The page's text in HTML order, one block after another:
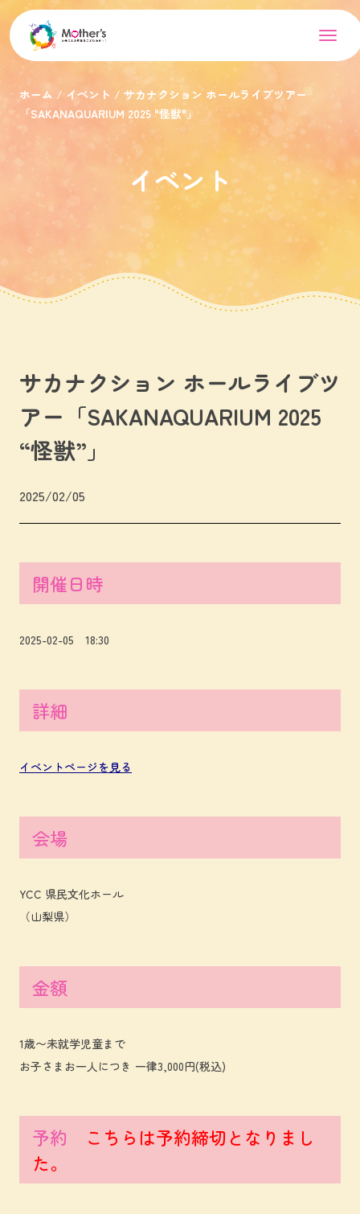
ホーム イベント
サカナクション ホールライブツアー
「SAKANAQUARIUM 2025 "怪獣"」
イベント
サカナクション ホールライブツ
アー「SAKANAQUARIUM 2025
“怪獣”」
2025/02/05
開催日時
2025-02-05 18:30
詳細
イベントページを見る
会場
YCC 県民文化ホール
（山梨県）
金額
1歳〜未就学児童まで
お子さまお一人につき 一律3,000円(税込)
予約
こちらは予約締切となりまし
た。